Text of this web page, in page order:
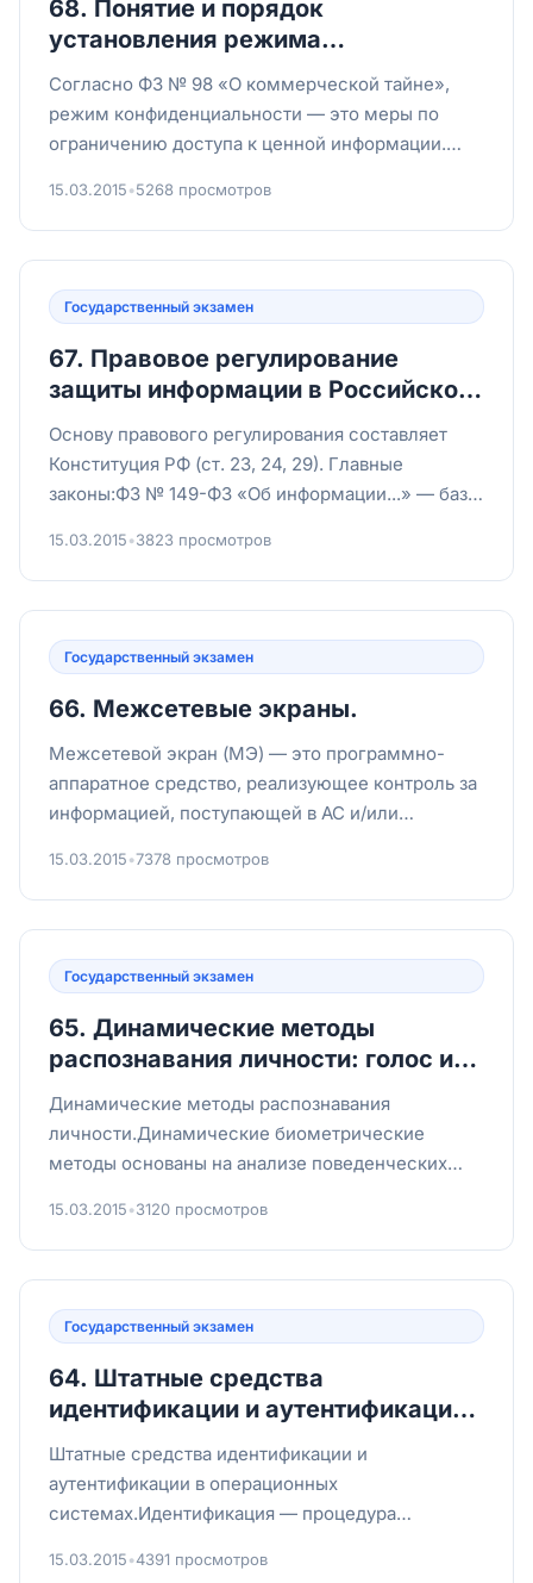
68. Понятие и порядок
установления режима
конфиденциальности. Допуск к
конфиденциальной информации.
Согласно ФЗ № 98 «О коммерческой тайне»,
режим конфиденциальности — это меры по
ограничению доступа к ценной информации.
15.03.2015•5268 просмотров
Государственный экзамен
67. Правовое регулирование
защиты информации в Российской
Федерации.
Основу правового регулирования составляет
Конституция РФ (ст. 23, 24, 29). Главные
законы:ФЗ № 149-ФЗ «Об информации...» — база
15.03.2015•3823 просмотров
Государственный экзамен
66. Межсетевые экраны.
Межсетевой экран (МЭ) — это программно-
аппаратное средство, реализующее контроль за
информацией, поступающей в АС и/или
15.03.2015•7378 просмотров
Государственный экзамен
65. Динамические методы
распознавания личности: голос и
почерк.
Динамические методы распознавания
личности.Динамические биометрические
методы основаны на анализе поведенческих
15.03.2015•3120 просмотров
Государственный экзамен
64. Штатные средства
идентификации и аутентификации
в операционных системах.
Штатные средства идентификации и
аутентификации в операционных
системах.Идентификация — процедура
идентификатору (логи...
15.03.2015•4391 просмотров